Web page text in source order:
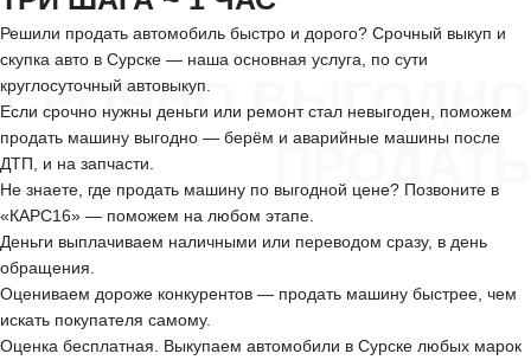
СРОЧНО ВЫГОДНО
ПРОДАТЬ
Решили продать автомобиль быстро и дорого? Срочный выкуп и
скупка авто в Сурске — наша основная услуга, по сути
круглосуточный автовыкуп.
Если срочно нужны деньги или ремонт стал невыгоден, поможем
продать машину выгодно — берём и аварийные машины после
ДТП, и на запчасти.
Не знаете, где продать машину по выгодной цене? Позвоните в
«КАРС16» — поможем на любом этапе.
Деньги выплачиваем наличными или переводом сразу, в день
обращения.
Оцениваем дороже конкурентов — продать машину быстрее, чем
искать покупателя самому.
Оценка бесплатная. Выкупаем автомобили в Сурске любых марок